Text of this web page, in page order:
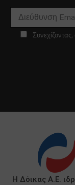
Η Δόικας Α.Ε.